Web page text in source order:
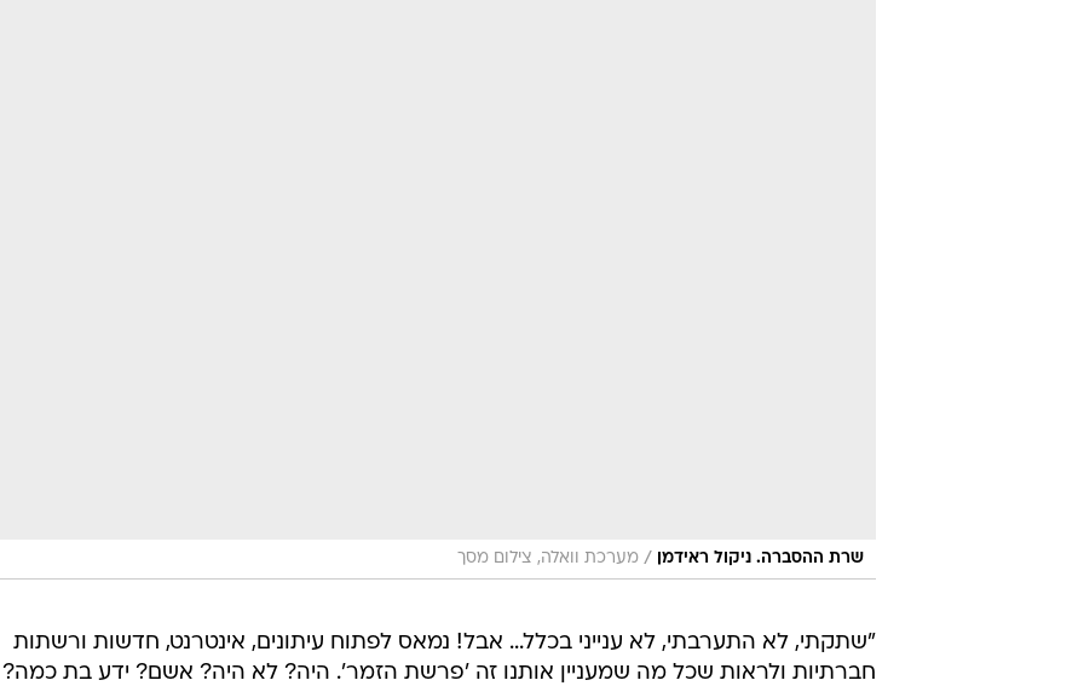
שרת ההסברה. ניקול ראידמן / מערכת וואלה, צילום מסך
"שתקתי, לא התערבתי, לא ענייני בכלל... אבל! נמאס לפתוח עיתונים, אינטרנט, חדשות ורשתות
חברתיות ולראות שכל מה שמעניין אותנו זה 'פרשת הזמר'. היה? לא היה? אשם? ידע בת